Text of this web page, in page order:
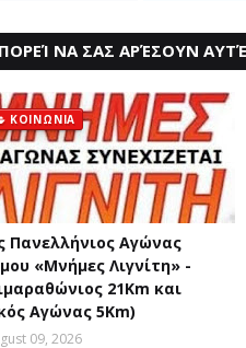
ΝΑ ΣΑΣ ΑΡΈΣΟΥΝ
ΚΟΙΝΩΝΙΑ
Πανελλήνιος Αγώνας
«Μνήμες Λιγνίτη» -
21Km και
Αγώνας 5Km)
09, 2026